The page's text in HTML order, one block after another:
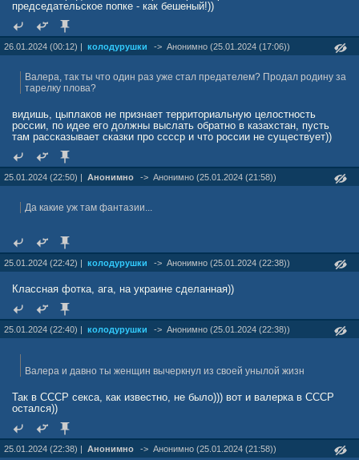
председательское попке - как бешеный!))
26.01.2024 (00:12) | колодурушки -> Анонимно (25.01.2024 (17:06))
Валера, так ты что один раз уже стал предателем? Продал родину за
тарелку плова?
видишь, цыплаков не признает территориальную целостность
россии, по идее его должны выслать обратно в казахстан, пусть
там рассказывает сказки про сссср и что россии не существует))
25.01.2024 (22:50) | Анонимно -> Анонимно (25.01.2024 (21:58))
Да какие уж там фантазии...
25.01.2024 (22:42) | колодурушки -> Анонимно (25.01.2024 (22:38))
Классная фотка, ага, на украине сделанная))
25.01.2024 (22:40) | колодурушки -> Анонимно (25.01.2024 (22:38))
Валера и давно ты женщин вычеркнул из своей унылой жизн
Так в СССР секса, как известно, не было))) вот и валерка в СССР
остался))
25.01.2024 (22:38) | Анонимно -> Анонимно (25.01.2024 (21:58))